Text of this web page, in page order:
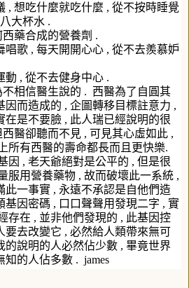
, 想吃什麼就吃什麼 , 從不按時睡覺
大杯水 .
藥合成的營養劑 .
唱歌 , 每天開開心心 , 從不去羨慕妒
動 , 從不去健身中心 .
不相信醫生說的 . 西醫為了自圓其
因而造成的 , 企圖轉移目標註意力 ,
在是不要臉 , 此人瑞已經說明的很
醫卻聽而不見 , 可見其心虛如此 ,
所有西醫的壽命都長而且更快樂.
因 , 老天爺絕對是公平的 , 但是很
服用營養藥物 , 故而破壞此一系統 ,
此一事實 , 永遠不承認是自他們造
基因密碼 , 口口聲聲用發現二字 , 實
存在 , 並非他們發現的 , 此基因控
要去改變它 , 必然給人類帶來無可
的說明的人必然佔少數 , 畢竟世界
知的人佔多數 . james